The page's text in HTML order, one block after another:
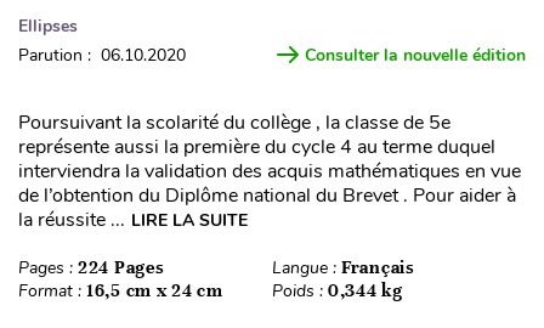
Ellipses
Parution : 06.10.2020
Consulter la nouvelle édition
Poursuivant la scolarité du collège , la classe de 5e
représente aussi la première du cycle 4 au terme duquel
interviendra la validation des acquis mathématiques en vue
de l’obtention du Diplôme national du Brevet . Pour aider à
la réussite ... LIRE LA SUITE
Pages : 224 Pages Langue : Français
Format : 16,5 cm x 24 cm Poids : 0,344 kg